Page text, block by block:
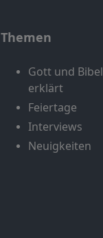
Themen
Gott und Bibel
erklärt
Feiertage
Interviews
Neuigkeiten